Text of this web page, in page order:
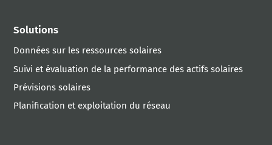
Solutions
Données sur les ressources solaires
Suivi et évaluation de la performance des actifs solaires
Prévisions solaires
Planification et exploitation du réseau